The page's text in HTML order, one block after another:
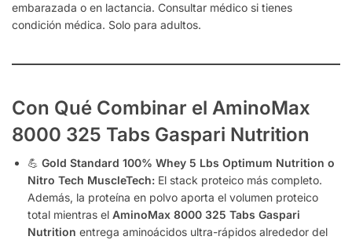
embarazada o en lactancia. Consultar médico si tienes
condición médica. Solo para adultos.
Con Qué Combinar el AminoMax
8000 325 Tabs Gaspari Nutrition
💪 Gold Standard 100% Whey 5 Lbs Optimum Nutrition o
Nitro Tech MuscleTech: El stack proteico más completo.
Además, la proteína en polvo aporta el volumen proteico
total mientras el AminoMax 8000 325 Tabs Gaspari
Nutrition entrega aminoácidos ultra-rápidos alrededor del